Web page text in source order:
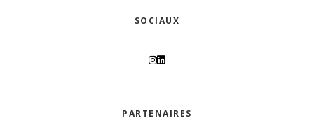
SOCIAUX
PARTENAIRES